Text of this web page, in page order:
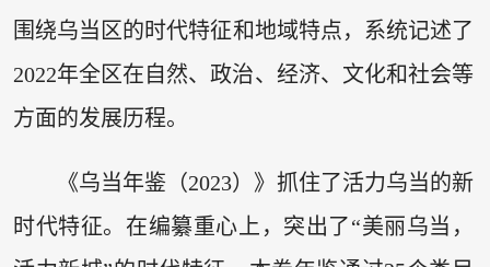
围绕乌当区的时代特征和地域特点，系统记述了
2022年全区在自然、政治、经济、文化和社会等
方面的发展历程。
《乌当年鉴（2023）》抓住了活力乌当的新
时代特征。在编纂重心上，突出了“美丽乌当，